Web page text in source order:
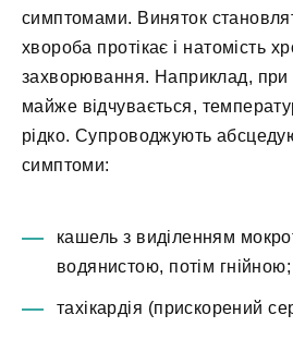
симптомами. Виняток
хвороба протікає і натомість
захворювання. Наприклад, при
майже відчувається,
рідко. Супроводжують
симптоми:
кашель з виділенням
водянистою, потім гнійною;
тахікардія (прискорений